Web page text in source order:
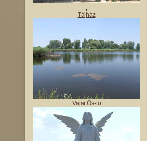
,
Tájház
Vajai Ős-tó